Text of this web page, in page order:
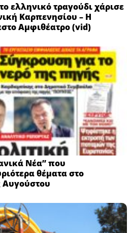
ελληνικό τραγούδι χάρισε
Καρπενησίου – Η
Αμφιθέατρο (vid)
Νέα” που
θέματα στο
Αυγούστου